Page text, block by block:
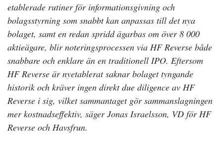
etablerade rutiner för informationsgivning och
bolagsstyrning som snabbt kan anpassas till det nya
bolaget, samt en redan spridd ägarbas om över 8 000
aktieägare, blir noteringsprocessen via HF Reverse både
snabbare och enklare än en traditionell IPO. Eftersom
HF Reverse är nyetablerat saknar bolaget tyngande
historik och kräver ingen direkt due diligence av HF
Reverse i sig, vilket sammantaget gör sammanslagningen
mer kostnadseffektiv, säger Jonas Israelsson, VD för HF
Reverse och Havsfrun.